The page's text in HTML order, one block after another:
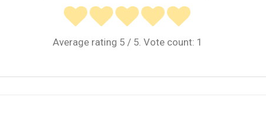
Average rating 5/ 5. Vote count: 1